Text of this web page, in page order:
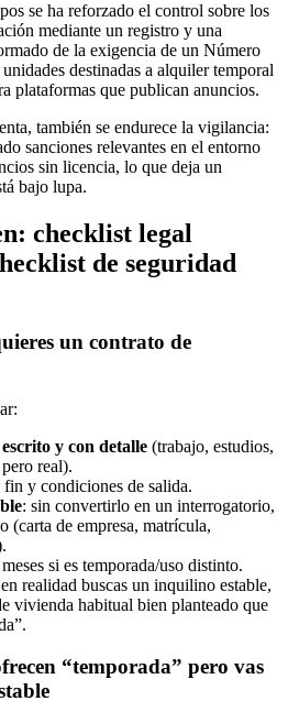
se ha reforzado el control sobre los
mediante un registro y una
de la exigencia de un Número
destinadas a alquiler temporal
plataformas que publican anuncios.
también se endurece la vigilancia:
sanciones relevantes en el entorno
sin licencia, lo que deja un
bajo lupa.
checklist legal
de seguridad
un contrato de
y con detalle (trabajo, estudios,
real).
y condiciones de salida.
: sin convertirlo en un interrogatorio,
(carta de empresa, matrícula,
si es temporada/uso distinto.
realidad buscas un inquilino estable,
vivienda habitual bien planteado que
“temporada” pero vas